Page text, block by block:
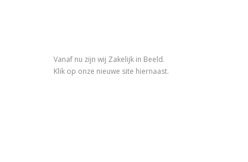
Vanaf nu zijn wij Zakelijk in Beeld.
Klik op onze nieuwe site hiernaast.